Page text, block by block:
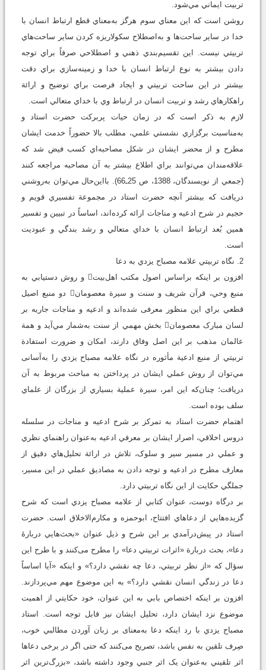
تربيت ايماني مي‌شود.
روشن است که اين معناي سوم هرگز به‌معناي قطع ارتباط انسان با
خدا در ساير ساحت‌ها و به‌اصطلاح سکولاريزه کردن ساير ساحت‌هاي
تربيتي نيست. اين تقسيم‌‌بندي ذهني و اصطلاحي صرفاً براي توجه
دادن بيشتر به نوع ارتباط انسان با خدا و زمينه‌سازي براي دقت
بيشتر در اين ساحت تربيتي و ايجاد فرصت براي توضيح و ارائة
راهکارهاي رشد و تربيت انسان در ارتباط وي با خداي متعالي است.
لازم به ذکر است که در زمان حيات پربرکت حضرت استاد و
به‌مناسبت برگزاري نشستي علمي، مطلب بالا حضوراً خدمت ايشان
مطرح و از محضر ايشان در شکل مصاحبه‌اي کسب فيض شد که
علاقه‌مندان مي‌توانند براي اطلاع بيشتر به آن مصاحبه مراجعه کنند
(جمعي از نويسندگان، 1388، ص 25ـ66). بااين‌حال مي‌توان به‌روشني
دريافت که بیشتر آنچه حضرت استاد در مجموعة تفسيري قويم و
حجيم در شرح ادعيه و مناجات ارائه کرده‌اند، اساساً در تبيين و تفسير
همين بُعد ارتباط انسان با خداي متعالي و رشد بندگي و عبوديت
است.
2. نگاه تربيتي علامه مصباح يزدي به دعا
افزون بر اينکه براساس اصول مکتب اهل‌بيت و روش دستيابي به
منبع وحي، قرآن شريف و سنت و سيرة معصومان دو منبع اصيل
قطعي براي اين منظور معرفی شده‌اند و ادعيه و مناجات جاريه بر
لسان مبارک معصومان بخش مهمي از سنت به‌شمار مي‌آيد و همة
عالمان مذهب بر اين اصل وفاق دارند، امکان و ضرورت استفادة
تربيتي از منبع ادعية مأثوره در نگاه علامه مصباح يزدي را به‌آسانی
مي‌توان از روش عملي ايشان در پرداختن به مباحث مربوط به آن
دريافت؛ چنان‌که اين امر، سيرة عملية بسياري از بزرگان از علماي
سلف بوده است.
اهتمام حضرت استاد به تمرکز بر شرح ادعيه و مناجات در سلسله
دروس اخلاقي، اصرار ايشان بر معرفي ادعيه به‌عنوان راهنماي نظري
و عملي در مسير سير و سلوک، تلاش در ارائة تحليل‌هاي دقيق از
معارف مطرح در ادعيه و توجه دادن به مصاديق عملي در اين مسير،
جملگي حکايت از اين نگاه تربيتي دارد.
بر درگاه دوست، عنوان کتابي از علامه مصباح يزدي است که شرح
گزيده‌هايي از دعاهاي افتتاح، ابوحمزه و مکارم‌الاخلاق است. حضرت
استاد در پيش‌درآمدي بر اين شرح و ذيل عنوان «بحث‌هايي دربارۀ
دعا»، بحث دربارة «اثرات تربيتي دعا» را مطرح می‌کنند و با طرح اين
سؤال که «از نظر تربيتي، دعا چه نقشي دارد؟» و اينکه «آيا اساساً
دعا در زندگي انسان نقشي دارد؟» به اين موضوع مهم مي‌پردازند.
افزون بر اينکه اختصاص بابي به اين عنوان، خود حکايتي از اهميت
موضوع نزد ايشان دارد، تحليل ايشان نيز قابل توجه است. استاد
مصباح يزدي با رد اينکه دعا به‌معنای بر زبان آوردن مطالبي خوب،
صِرف تلقين به نفس باشد، تصريح می‌کنند که حتی اگر در برخی دعاها
اثر تلقيني به‌عنوان یک اثر جنبي وجود داشته باشد، «بزرگ‌ترين اثر